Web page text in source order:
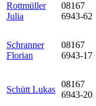
Rottmüller
Julia
08167
6943-62
Schranner
Florian
08167
6943-17
Schütt Lukas
08167
6943-20